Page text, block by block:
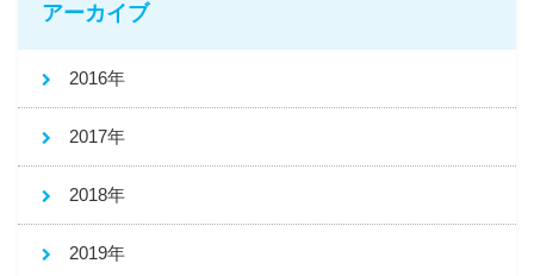
アーカイブ
2016年
2017年
2018年
2019年